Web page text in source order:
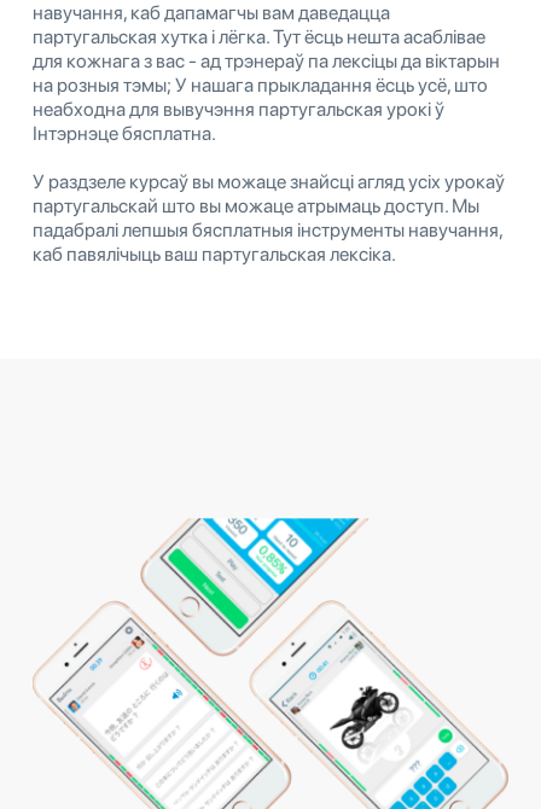
навучання, каб дапамагчы вам даведацца
партугальская хутка і лёгка. Тут ёсць нешта асаблівае
для кожнага з вас - ад трэнераў па лексіцы да віктарын
на розныя тэмы; У нашага прыкладання ёсць усё, што
неабходна для вывучэння партугальская урокі ў
Інтэрнэце бясплатна.
У раздзеле курсаў вы можаце знайсці агляд усіх урокаў
партугальскай што вы можаце атрымаць доступ. Мы
падабралі лепшыя бясплатныя інструменты навучання,
каб павялічыць ваш партугальская лексіка.